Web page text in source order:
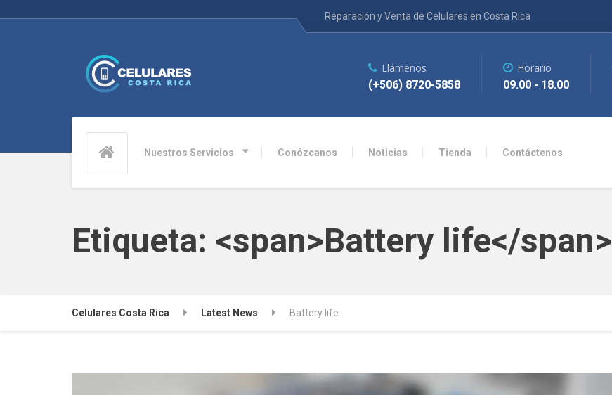
Reparación y Venta de Celulares en Costa Rica
Nuestros Servicios Conózcanos Noticias Tienda Contáctenos
Llámenos
(+506) 8720-5858
Horario
09.00 - 18.00
Etiqueta: <span>Battery life</span>
Celulares Costa Rica Latest News Battery life